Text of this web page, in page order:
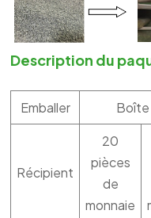
Description du
Emballer Boîte
Récipient
20
pièces
de
monnaie